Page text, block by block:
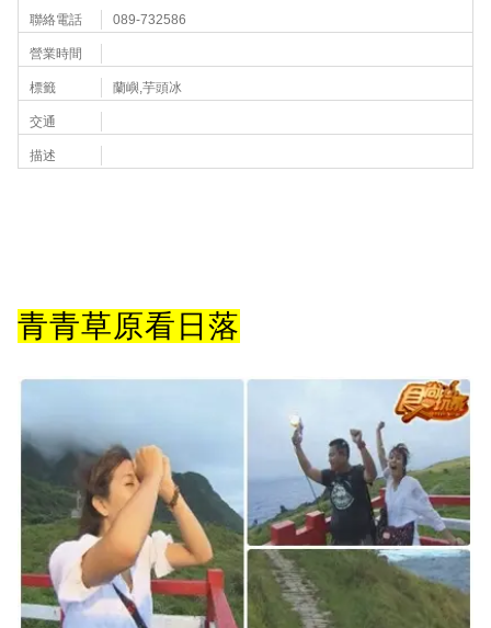
聯絡電話 089-732586
營業時間
標籤 蘭嶼,芋頭冰
交通
描述
青青草原看日落